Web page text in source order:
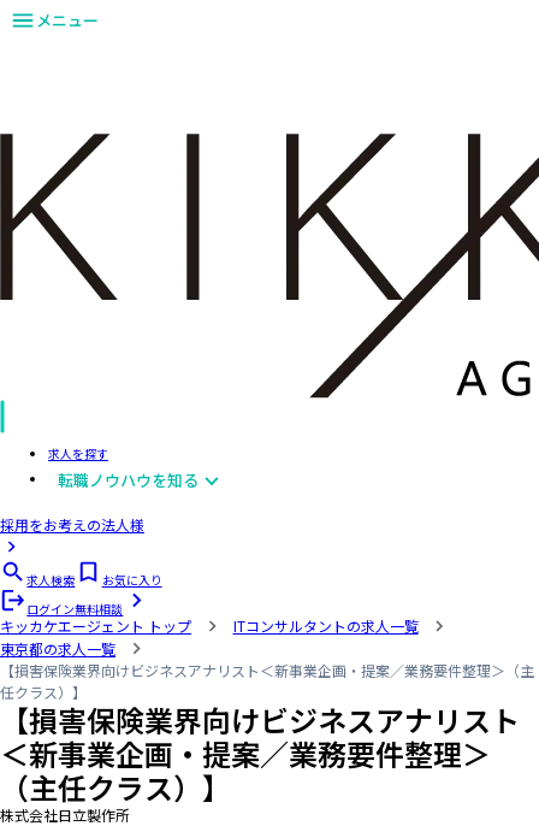
メニュー
求人を探す
転職ノウハウを知る
採用をお考えの法人様
求人検索
お気に入り
ログイン無料相談
キッカケエージェント トップ
ITコンサルタントの求人一覧
東京都の求人一覧
【損害保険業界向けビジネスアナリスト＜新事業企画・提案／業務要件整理＞（主
任クラス）】
【損害保険業界向けビジネスアナリスト
＜新事業企画・提案／業務要件整理＞
（主任クラス）】
株式会社日立製作所